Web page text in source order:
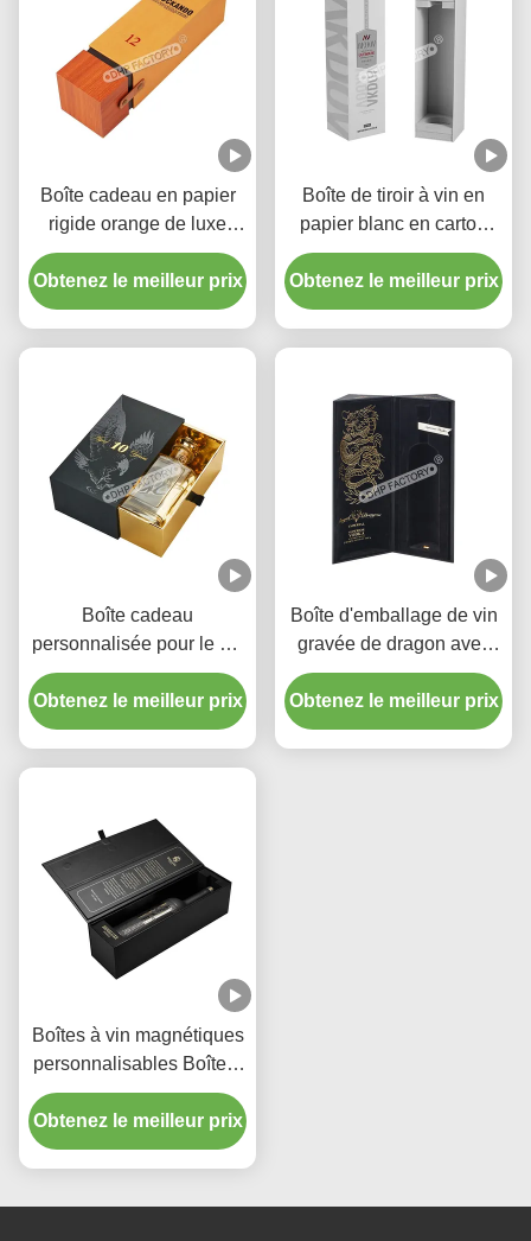
Boîte cadeau en papier
rigide orange de luxe
avec enveloppe en cuir
pour vin et whisky
Obtenez le meilleur prix
Boîte de tiroir à vin en
papier blanc en carton
avec logo en plaque
métallique
Obtenez le meilleur prix
Boîte cadeau
personnalisée pour le vin
et le verre Boîte de tiroir
en papier anti-goutte
Obtenez le meilleur prix
Boîte d'emballage de vin
gravée de dragon avec
insert de fléchissement
de velours
Obtenez le meilleur prix
Boîtes à vin magnétiques
personnalisables Boîte à
vin noire avec ruban
ouvert
Obtenez le meilleur prix